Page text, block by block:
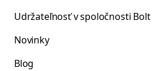
Udržateľnosť v spoločnosti Bolt
Novinky
Blog